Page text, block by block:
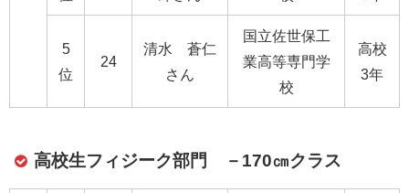
5
位
24
清水 蒼仁
さん
国立佐世保工
業高等専門学
校
高校
3年
高校生フィジーク部門 －170㎝クラス